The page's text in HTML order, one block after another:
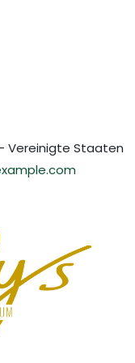
- Vereinigte Staaten